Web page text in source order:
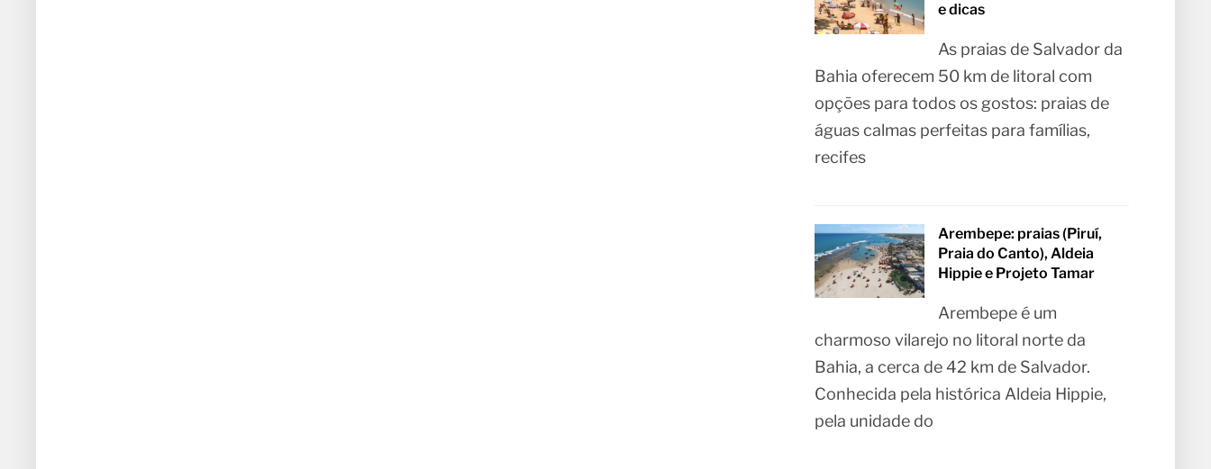
e dicas
As praias de Salvador da
Bahia oferecem 50 km de litoral com
opções para todos os gostos: praias de
águas calmas perfeitas para famílias,
recifes
Arembepe: praias (Piruí,
Praia do Canto), Aldeia
Hippie e Projeto Tamar
Arembepe é um
charmoso vilarejo no litoral norte da
Bahia, a cerca de 42 km de Salvador.
Conhecida pela histórica Aldeia Hippie,
pela unidade do